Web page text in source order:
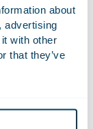
about
advertising
with other
that they’ve
van